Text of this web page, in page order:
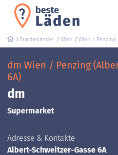
Bundesländer Wien Wien / Penzing
dm Wien / Penzing
6A)
dm
Supermarket
Adresse & Kontakte
Albert-Schweitzer-Gasse 6A